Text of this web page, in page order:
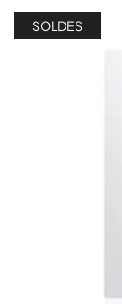
SOLDES